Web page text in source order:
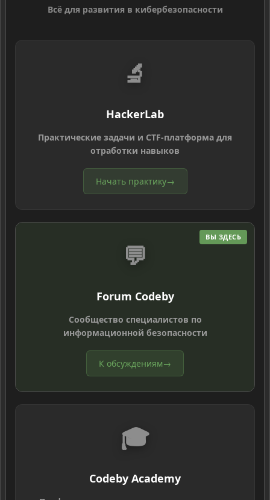
Всё для развития в кибербезопасности
🔬
HackerLab
Практические задачи и CTF-платформа для
отработки навыков
Начать практику→
ВЫ ЗДЕСЬ
💬
Forum Codeby
Сообщество специалистов по
информационной безопасности
К обсуждениям→
🎓
Codeby Academy